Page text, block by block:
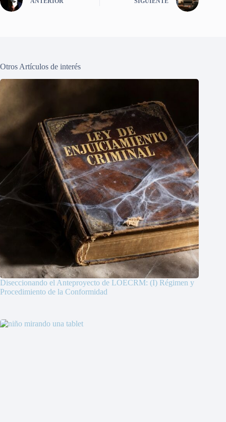
Otros Artículos de interés
Diseccionando el Anteproyecto de LOECRM: (I) Régimen y
Procedimiento de la Conformidad